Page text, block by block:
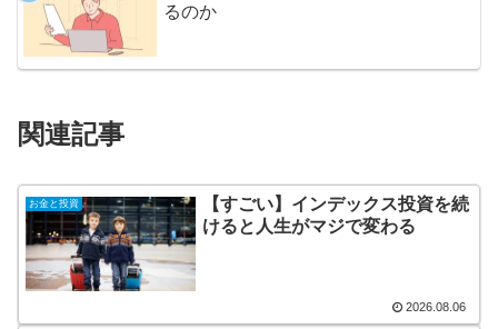
るのか
関連記事
お金と投資
【すごい】インデックス投資を続
けると人生がマジで変わる
2026.08.06